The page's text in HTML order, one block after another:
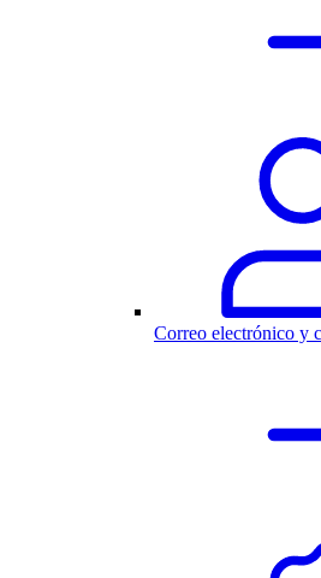
Correo electrónico y